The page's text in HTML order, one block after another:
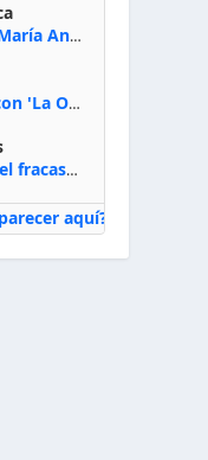
Santa Mama Antula (María Antonia de Paz y Figueroa)
Tres horas atrapado con 'La Odisea' de Nolan
Lo que aprendimos del fracaso al emprender
aquí?